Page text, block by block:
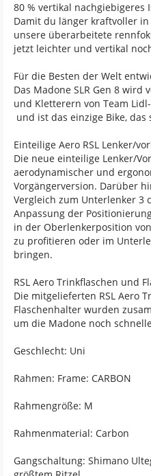
80 % vertikal nachgiebigeres
Damit du länger kraftvoller
unsere überarbeitete
jetzt leichter und vertikal
Für die Besten der Welt
Das Madone SLR Gen 8
und Kletterern von Team
und ist das einzige Bike,
Einteilige Aero RSL Lenker/
Die neue einteilige Lenker/
aerodynamischer und
Vorgängerversion. Darüber
Vergleich zum Unterlenker 3
Anpassung der
in der Oberlenkerposition
zu profitieren oder im
bringen.
RSL Aero Trinkflaschen und
Die mitgelieferten RSL Aero
Flaschenhalter wurden
um die Madone noch
Geschlecht: Uni
Rahmen: Frame: CARBON
Rahmengröße: M
Rahmenmaterial: Carbon
Gangschaltung: Shimano